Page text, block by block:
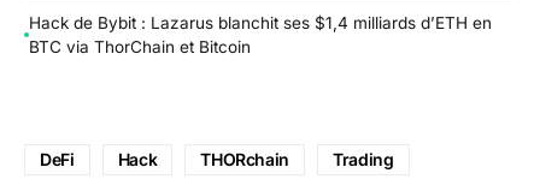
Hack de Bybit : Lazarus blanchit ses $1,4 milliards d’ETH en
BTC via ThorChain et Bitcoin
DeFi Hack THORchain Trading